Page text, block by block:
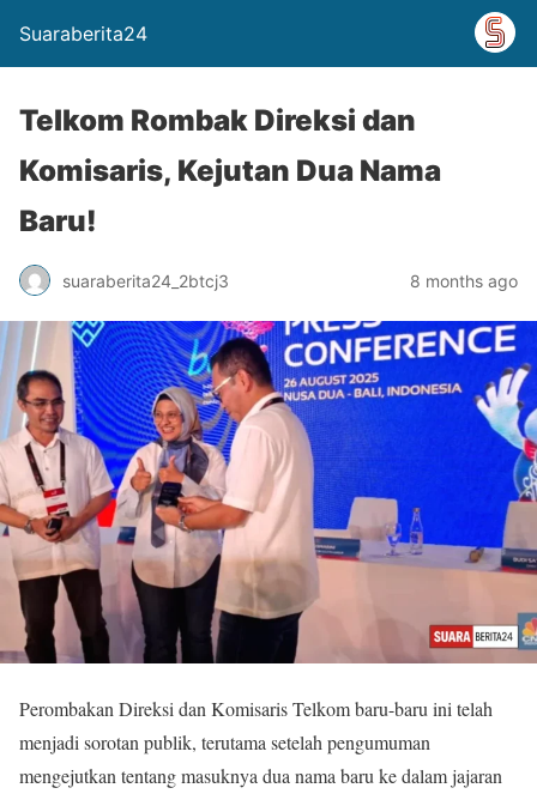
Suaraberita24
Telkom Rombak Direksi dan
Komisaris, Kejutan Dua Nama
Baru!
suaraberita24_2btcj3 8 months ago
Perombakan Direksi dan Komisaris Telkom baru-baru ini telah
menjadi sorotan publik, terutama setelah pengumuman
mengejutkan tentang masuknya dua nama baru ke dalam jajaran